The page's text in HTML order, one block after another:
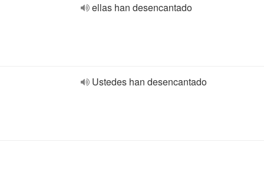
ellas han desencantado
Ustedes han desencantado